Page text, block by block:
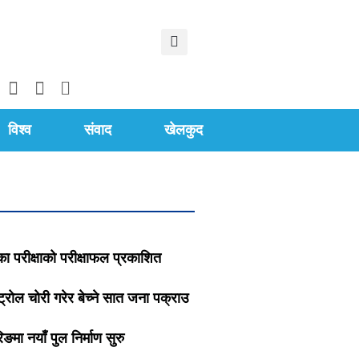
विश्व संवाद खेलकुद
परीक्षाको परीक्षाफल प्रकाशित
चोरी गरेर बेच्ने सात जना पक्राउ
नयाँ पुल निर्माण सुरु